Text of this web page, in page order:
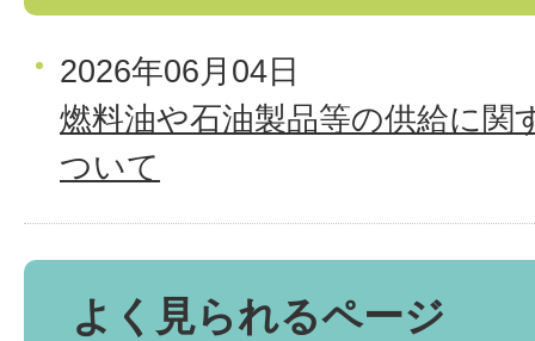
2026年06月04日
燃料油や石油製品等の供給に関
ついて
よく見られるページ